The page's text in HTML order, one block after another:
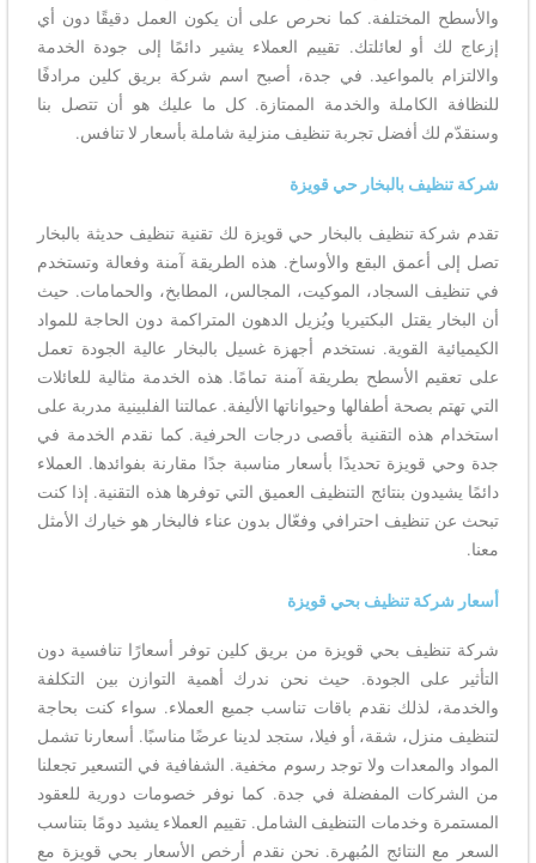
والأسطح المختلفة. كما نحرص على أن يكون العمل دقيقًا دون أي
إزعاج لك أو لعائلتك. تقييم العملاء يشير دائمًا إلى جودة الخدمة
والالتزام بالمواعيد. في جدة، أصبح اسم شركة بريق كلين مرادفًا
للنظافة الكاملة والخدمة الممتازة. كل ما عليك هو أن تتصل بنا
وسنقدّم لك أفضل تجربة تنظيف منزلية شاملة بأسعار لا تنافس.
شركة تنظيف بالبخار حي قويزة
تقدم شركة تنظيف بالبخار حي قويزة لك تقنية تنظيف حديثة بالبخار
تصل إلى أعمق البقع والأوساخ. هذه الطريقة آمنة وفعالة وتستخدم
في تنظيف السجاد، الموكيت، المجالس، المطابخ، والحمامات. حيث
أن البخار يقتل البكتيريا ويُزيل الدهون المتراكمة دون الحاجة للمواد
الكيميائية القوية. نستخدم أجهزة غسيل بالبخار عالية الجودة تعمل
على تعقيم الأسطح بطريقة آمنة تمامًا. هذه الخدمة مثالية للعائلات
التي تهتم بصحة أطفالها وحيواناتها الأليفة. عمالتنا الفلبينية مدربة على
استخدام هذه التقنية بأقصى درجات الحرفية. كما نقدم الخدمة في
جدة وحي قويزة تحديدًا بأسعار مناسبة جدًا مقارنة بفوائدها. العملاء
دائمًا يشيدون بنتائج التنظيف العميق التي توفرها هذه التقنية. إذا كنت
تبحث عن تنظيف احترافي وفعّال بدون عناء فالبخار هو خيارك الأمثل
معنا.
أسعار شركة تنظيف بحي قويزة
شركة تنظيف بحي قويزة من بريق كلين توفر أسعارًا تنافسية دون
التأثير على الجودة. حيث نحن ندرك أهمية التوازن بين التكلفة
والخدمة، لذلك نقدم باقات تناسب جميع العملاء. سواء كنت بحاجة
لتنظيف منزل، شقة، أو فيلا، ستجد لدينا عرضًا مناسبًا. أسعارنا تشمل
المواد والمعدات ولا توجد رسوم مخفية. الشفافية في التسعير تجعلنا
من الشركات المفضلة في جدة. كما نوفر خصومات دورية للعقود
المستمرة وخدمات التنظيف الشامل. تقييم العملاء يشيد دومًا بتناسب
السعر مع النتائج المُبهرة. نحن نقدم أرخص الأسعار بحي قويزة مع